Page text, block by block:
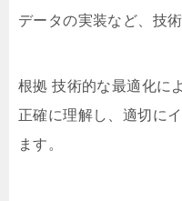
データの実装など、技
根拠 技術的な最適化に
正確に理解し、適切に
ます。